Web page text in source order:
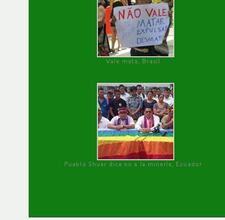
Vale mata, Brasil
Pueblo Shuar dice no a la minería, Ecuador